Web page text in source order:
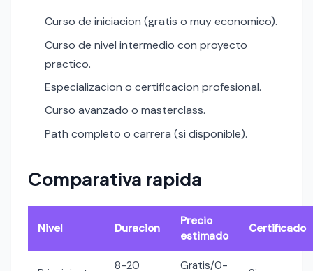
Curso de iniciacion (gratis o muy economico).
Curso de nivel intermedio con proyecto
practico.
Especializacion o certificacion profesional.
Curso avanzado o masterclass.
Path completo o carrera (si disponible).
Comparativa rapida
Nivel Duracion
Precio
estimado
Certificado
8-20
Gratis/0-